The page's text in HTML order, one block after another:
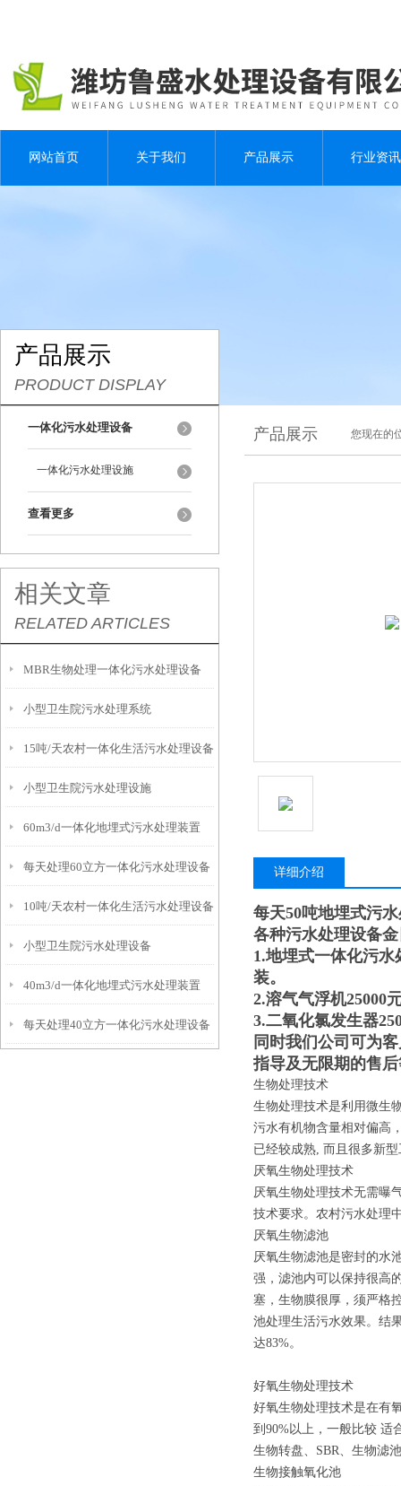
网站首页 关于我们 产品展示 行业资讯
产品展示
PRODUCT DISPLAY
一体化污水处理设备
一体化污水处理设施
查看更多
相关文章
RELATED ARTICLES
MBR生物处理一体化污水处理设备
小型卫生院污水处理系统
15吨/天农村一体化生活污水处理设备
小型卫生院污水处理设施
60m3/d一体化地埋式污水处理装置
每天处理60立方一体化污水处理设备
10吨/天农村一体化生活污水处理设备
小型卫生院污水处理设备
40m3/d一体化地埋式污水处理装置
每天处理40立方一体化污水处理设备
产品展示 您现在的
详细介绍
每天50吨地埋式污
各种污水处理设备
1.地埋式一体化污
装。
2.溶气气浮机25000
3.二氧化氯发生器
同时我们公司可为
指导及无限期的售
生物处理技术
生物处理技术是利用微生
污水有机物含量相对偏高
已经较成熟, 而且很多新
厌氧生物处理技术
厌氧生物处理技术无需曝
技术要求。农村污水处理
厌氧生物滤池
厌氧生物滤池是密封的水
强，滤池内可以保持很高
塞，生物膜很厚，须严格
池处理生活污水效果。结
达83%。
好氧生物处理技术
好氧生物处理技术是在有
到90%以上，一般比较 适
生物转盘、SBR、生物滤
生物接触氧化池